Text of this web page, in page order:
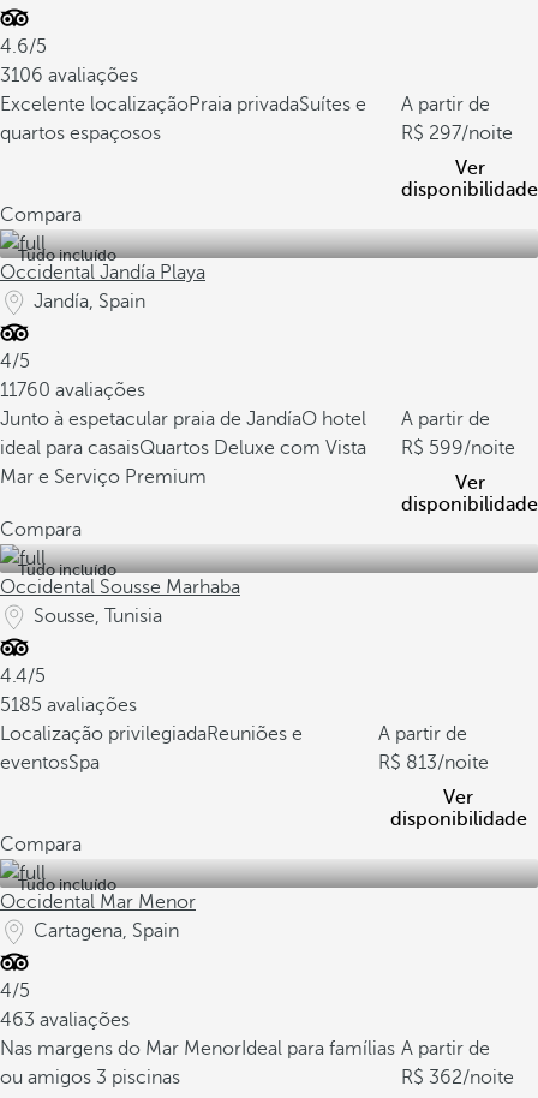
4.6/5
3106 avaliações
Excelente localizaçãoPraia privadaSuítes e
quartos espaçosos
A partir de
297/noite
Ver
disponibilidade
Compara
Tudo incluído
Occidental Jandía Playa
Jandía, Spain
4/5
11760 avaliações
Junto à espetacular praia de JandíaO hotel
ideal para casaisQuartos Deluxe com Vista
Mar e Serviço Premium
A partir de
599/noite
Ver
disponibilidade
Compara
Tudo incluído
Occidental Sousse Marhaba
Sousse, Tunisia
4.4/5
5185 avaliações
Localização privilegiadaReuniões e
eventosSpa
A partir de
813/noite
Ver
disponibilidade
Compara
Tudo incluído
Occidental Mar Menor
Cartagena, Spain
4/5
463 avaliações
Nas margens do Mar Menor Ideal para famílias
ou amigos 3 piscinas
A partir de
362/noite